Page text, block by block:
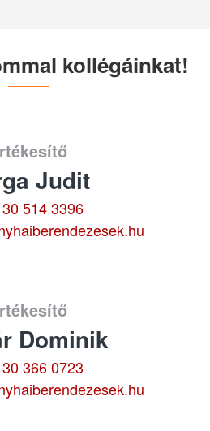
kollégáinkat!
Judit
514 3396
Dominik
366 0723